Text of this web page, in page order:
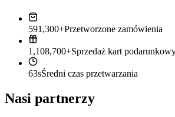
591,300+Przetworzone zamówienia
1,108,700+Sprzedaż kart
63sŚredni czas przetwarzania
Nasi partnerzy